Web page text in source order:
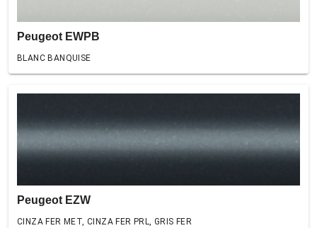
Peugeot EWPB
BLANC BANQUISE
Peugeot EZW
CINZA FER MET, CINZA FER PRL, GRIS FER